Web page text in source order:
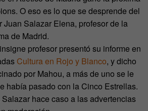
O eso es lo que se desprende del
Juan Salazar Elena, profesor de la
de Madrid.
profesor presentó su informe en
Cultura en Rojo y Blanco, y dicho
por Mahou, a más de uno se le
había pasado con la Cinco Estrellas.
hace caso a las advertencias